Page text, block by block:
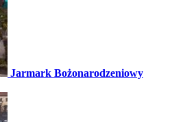
Jarmark Bożonarodzeniowy